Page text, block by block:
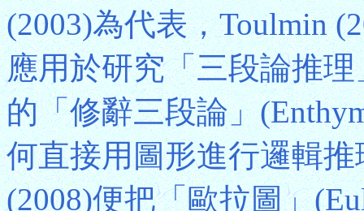
(2003)為代表，Toulmin
應用於研究「三段論推
的「修辭三段論」
何直接用圖形進行邏輯推
(2008)便把「歐拉圖」